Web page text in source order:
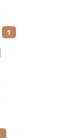
1